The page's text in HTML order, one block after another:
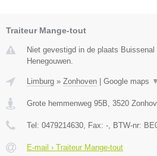
Traiteur Mange-tout
Niet gevestigd in de plaats
Henegouwen.
Limburg » Zonhoven Google maps ▼
Grote hemmenweg 95B, 3520
Tel: 0479214630, Fax: -, BTW-nr:
E-mail › Traiteur Mange-tout